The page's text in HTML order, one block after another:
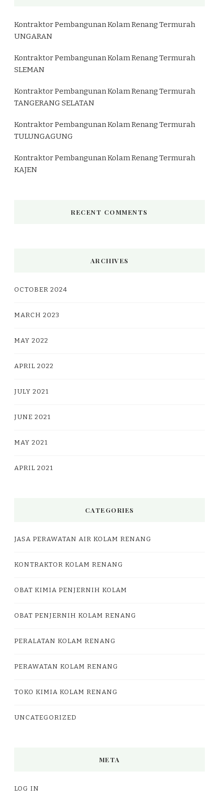
Kontraktor Pembangunan Kolam Renang Termurah
UNGARAN
Kontraktor Pembangunan Kolam Renang Termurah
SLEMAN
Kontraktor Pembangunan Kolam Renang Termurah
TANGERANG SELATAN
Kontraktor Pembangunan Kolam Renang Termurah
TULUNGAGUNG
Kontraktor Pembangunan Kolam Renang Termurah
KAJEN
RECENT COMMENTS
ARCHIVES
OCTOBER 2024
MARCH 2023
MAY 2022
APRIL 2022
JULY 2021
JUNE 2021
MAY 2021
APRIL 2021
CATEGORIES
JASA PERAWATAN AIR KOLAM RENANG
KONTRAKTOR KOLAM RENANG
OBAT KIMIA PENJERNIH KOLAM
OBAT PENJERNIH KOLAM RENANG
PERALATAN KOLAM RENANG
PERAWATAN KOLAM RENANG
TOKO KIMIA KOLAM RENANG
UNCATEGORIZED
META
LOG IN